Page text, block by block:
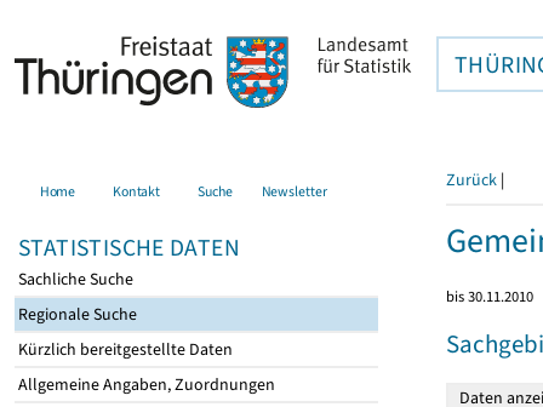
Home Kontakt Suche Newsletter
STATISTISCHE DATEN
Sachliche Suche
Regionale Suche
Kürzlich bereitgestellte Daten
Allgemeine Angaben, Zuordnungen
Zurück |
bis 30.11.2010